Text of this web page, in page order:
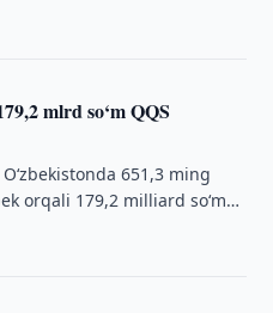
mlrd so‘m QQS
651,3 ming
orqali 179,2 milliard so‘m